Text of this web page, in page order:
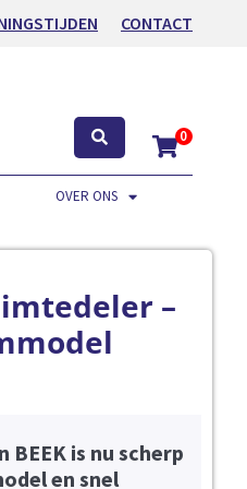
CONTACT
0
OVER ONS
–
BEEK is nu scherp
en snel